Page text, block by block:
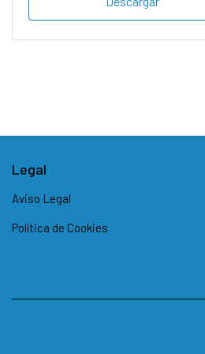
Legal
Aviso Legal
Política de Cookies